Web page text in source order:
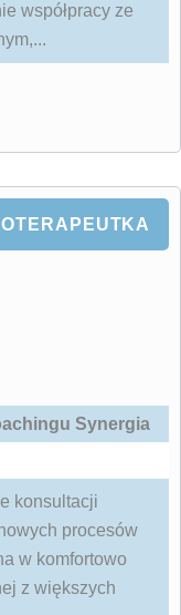
współpracy ze
Synergia
konsultacji
procesów
w komfortowo
z większych